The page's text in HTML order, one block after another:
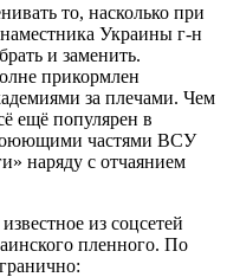
то, насколько при
Украины г-н
и заменить.
прикормлен
за плечами. Чем
ещё популярен в
частями ВСУ
наряду с отчаянием
из соцсетей
пленного. По